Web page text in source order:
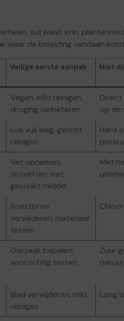
vuil waait erin,
waar de belasting vandaan
Veilige eerste aanpak Niet
Vegen, mild reinigen,
droging verbeteren
Direct
op de
Los vuil weg, gericht
reinigen
Hard
Vet opnemen,
ontvetten met
geschikt middel
Met
Roestbron
verwijderen, materiaal
testen
Oorzaak bepalen,
voorzichtig testen
Zuur
Blad verwijderen, mild
reinigen
Lang